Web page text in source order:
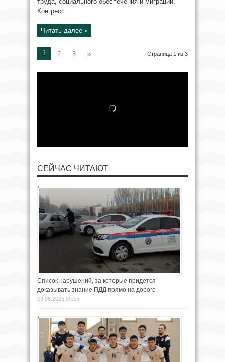
Конгресс ...
Читать далее »
Страница 1 из 3
1 2 3 »
СЕЙЧАС ЧИТАЮТ
Список нарушений, за которые придется
доказывать знание ПДД прямо на дороге
03.08.2025 09:05